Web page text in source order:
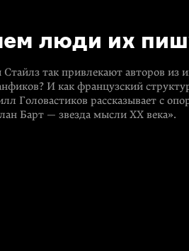
люди их
так привлекают авторов из
И как французский
Головастиков рассказывает с
Барт — звезда мысли XX века».